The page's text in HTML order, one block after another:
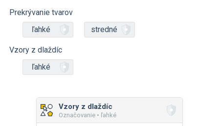
Prekrývanie tvarov
ľahké
stredné
Vzory z dlaždíc
ľahké
Vzory z dlaždíc
Označovanie • ľahké